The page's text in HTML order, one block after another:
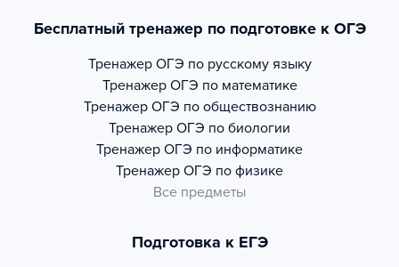
Бесплатный тренажер по подготовке к ОГЭ
Тренажер ОГЭ по русскому языку
Тренажер ОГЭ по математике
Тренажер ОГЭ по обществознанию
Тренажер ОГЭ по биологии
Тренажер ОГЭ по информатике
Тренажер ОГЭ по физике
Все предметы
Подготовка к ЕГЭ